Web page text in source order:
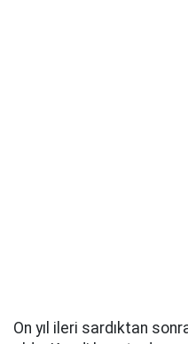
On yıl ileri sardıktan